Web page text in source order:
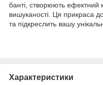
банті, створюють ефектний
вишуканості. Ця прикраса
та підкреслить вашу
Характеристики